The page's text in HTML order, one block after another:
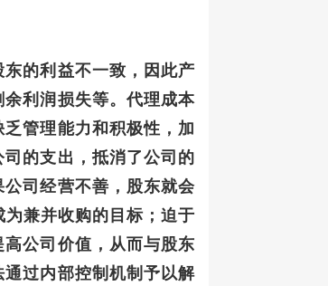
的利益不一致，因此产
利润损失等。代理成本
管理能力和积极性，加
的支出，抵消了公司的
司经营不善，股东就会
兼并收购的目标；迫于
公司价值，从而与股东
过内部控制机制予以解